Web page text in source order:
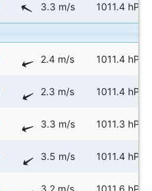
3.3 m/s 1011.4 hPa
2.4 m/s 1011.4 hPa
2.3 m/s 1011.4 hPa
3.3 m/s 1011.3 hPa
3.5 m/s 1011.4 hPa